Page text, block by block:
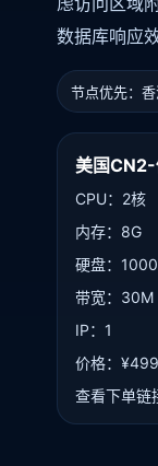
数据库响应效
节点优先：
美国
CPU：2核
内存：8G
硬盘：
带宽：30M
IP：1
价格：
查看下单链